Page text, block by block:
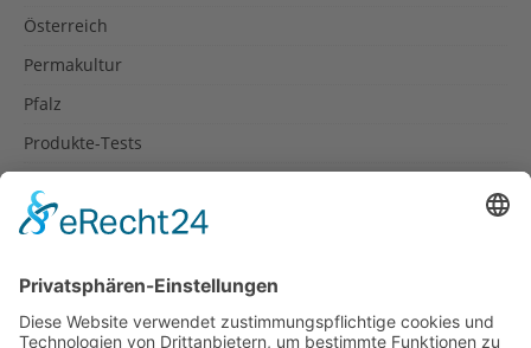
Österreich
Permakultur
Pfalz
Produkte-Tests
Rezepte
Spanien
Südtirol